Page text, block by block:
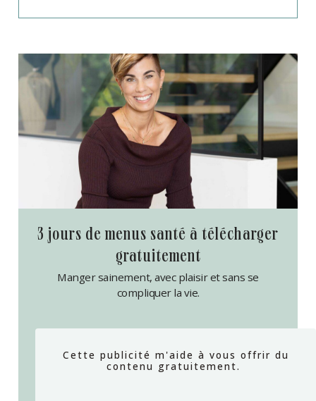
3 jours de menus santé à télécharger
gratuitement
Manger sainement, avec plaisir et sans se
compliquer la vie.